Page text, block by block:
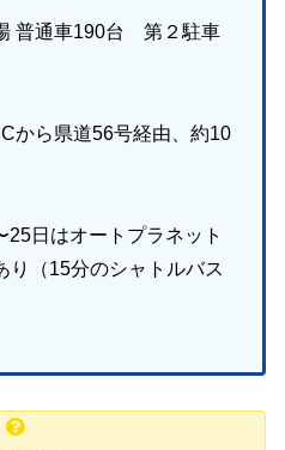
普通車190台 第２駐車
から県道56号経由、約10
25日はオートプラネット
り（15分のシャトルバス